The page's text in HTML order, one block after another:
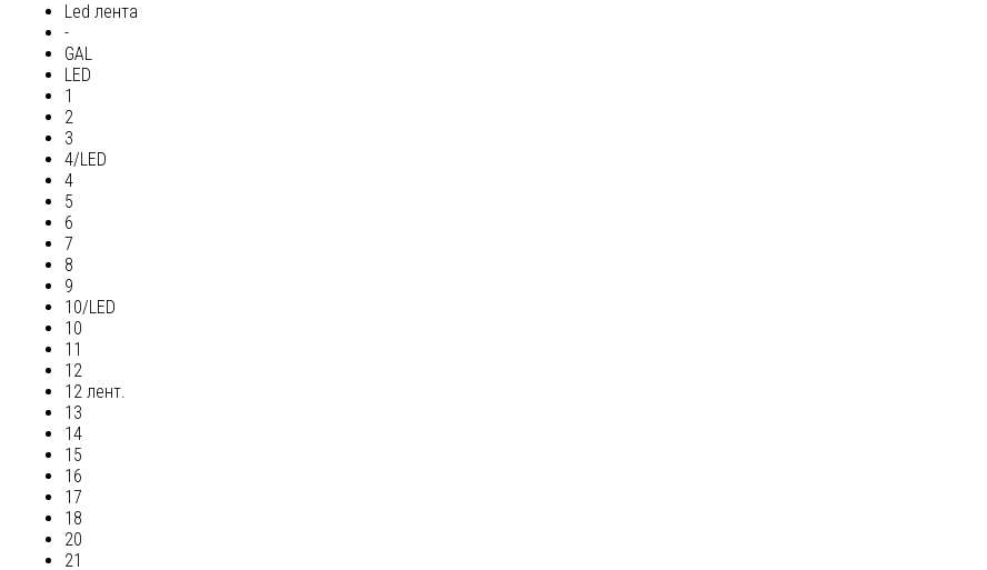
Led лента
-
GAL
LED
1
2
3
4/LED
4
5
6
7
8
9
10/LED
10
11
12
12 лент.
13
14
15
16
17
18
20
21